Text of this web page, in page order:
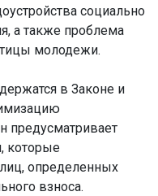
социально
а также проблема
молодежи.
в Законе и
предусматривает
которые
определенных
взноса.